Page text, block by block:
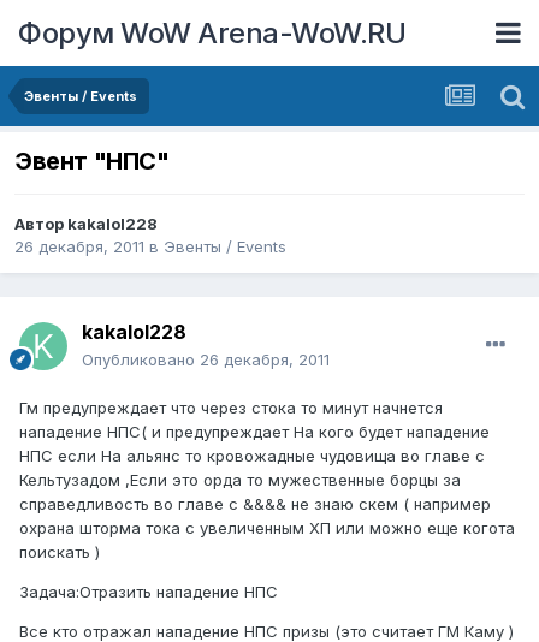
Форум WoW Arena-WoW.RU
Эвенты / Events
Эвент "НПС"
Автор kakalol228
26 декабря, 2011 в Эвенты / Events
kakalol228
Опубликовано 26 декабря, 2011
Гм предупреждает что через стока то минут начнется
нападение НПС( и предупреждает На кого будет нападение
НПС если На альянс то кровожадные чудовища во главе с
Кельтузадом ,Если это орда то мужественные борцы за
справедливость во главе с &&&& не знаю скем ( например
охрана шторма тока с увеличенным ХП или можно еще когота
поискать )
Задача:Отразить нападение НПС
Все кто отражал нападение НПС призы (это считает ГМ Каму )